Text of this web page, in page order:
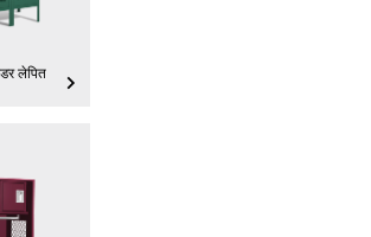
लेपित